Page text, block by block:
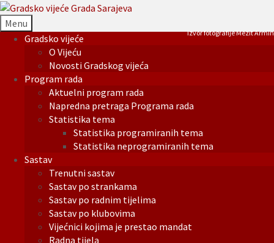
Menu
Gradsko vijeće
O Vijeću
Novosti Gradskog vijeća
Program rada
Aktuelni program rada
Napredna pretraga Programa rada
Statistika tema
Statistika programiranih tema
Statistika neprogramiranih tema
Sastav
Trenutni sastav
Sastav po strankama
Sastav po radnim tijelima
Sastav po klubovima
Vijećnici kojima je prestao mandat
Radna tijela
Izvor fotografije Mezit Armin